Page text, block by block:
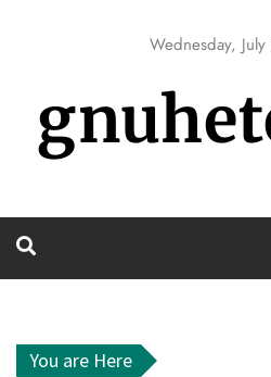
Wednesday,
You are Here